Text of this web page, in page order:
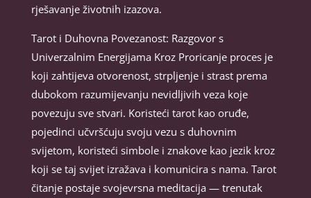
rješavanje životnih izazova.
Tarot i Duhovna Povezanost: Razgovor s
Univerzalnim Energijama Kroz Proricanje proces je
koji zahtijeva otvorenost, strpljenje i strast prema
dubokom razumijevanju nevidljivih veza koje
povezuju sve stvari. Koristeći tarot kao oruđe,
pojedinci učvršćuju svoju vezu s duhovnim
svijetom, koristeći simbole i znakove kao jezik kroz
koji se taj svijet izražava i komunicira s nama. Tarot
čitanje postaje svojevrsna meditacija — trenutak